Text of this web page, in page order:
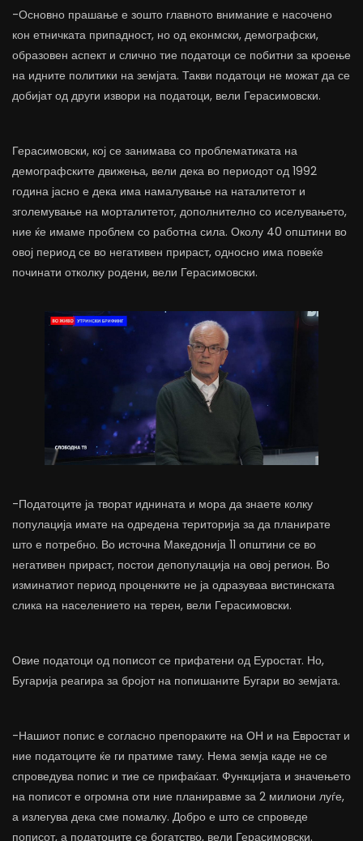
-Основно прашање е зошто главното внимание е насочено
кон етничката припадност, но од еконмски, демографски,
образовен аспект и слично тие податоци се побитни за кроење
на идните политики на земјата. Такви податоци не можат да се
добијат од други извори на податоци, вели Герасимовски.
Герасимовски, кој се занимава со проблематиката на
демографските движења, вели дека во периодот од 1992
година јасно е дека има намалување на наталитетот и
зголемување на морталитетот, дополнително со иселувањето,
ние ќе имаме проблем со работна сила. Околу 40 општини во
овој период се во негативен прираст, односно има повеќе
починати отколку родени, вели Герасимовски.
-Податоците ја творат иднината и мора да знаете колку
популација имате на одредена територија за да планирате
што е потребно. Во источна Македонија 11 општини се во
негативен прираст, постои депопулација на овој регион. Во
изминатиот период проценките не ја одразуваа вистинската
слика на населението на терен, вели Герасимовски.
Овие податоци од пописот се прифатени од Еуростат. Но,
Бугарија реагира за бројот на попишаните Бугари во земјата.
-Нашиот попис е согласно препораките на ОН и на Евростат и
ние податоците ќе ги пратиме таму. Нема земја каде не се
спроведува попис и тие се прифаќаат. Функцијата и значењето
на пописот е огромна оти ние планиравме за 2 милиони луѓе,
а излегува дека сме помалку. Добро е што се спроведе
пописот, а податоците се богатство, вели Герасимовски.